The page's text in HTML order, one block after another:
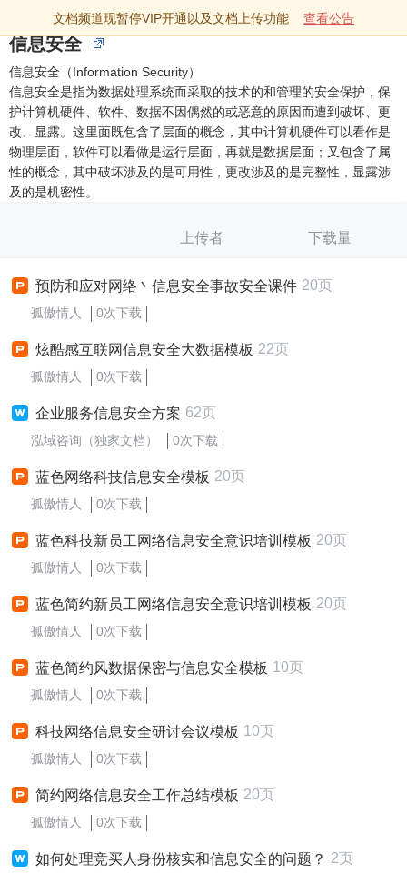
文档频道现暂停VIP开通以及文档上传功能 查看公告
信息安全
信息安全（Information Security）
信息安全是指为数据处理系统而采取的技术的和管理的安全保护，保
护计算机硬件、软件、数据不因偶然的或恶意的原因而遭到破坏、更
改、显露。这里面既包含了层面的概念，其中计算机硬件可以看作是
物理层面，软件可以看做是运行层面，再就是数据层面；又包含了属
性的概念，其中破坏涉及的是可用性，更改涉及的是完整性，显露涉
及的是机密性。
上传者 下载量
预防和应对网络丶信息安全事故安全课件 20页
孤傲情人 0次下载
炫酷感互联网信息安全大数据模板 22页
孤傲情人 0次下载
企业服务信息安全方案 62页
泓域咨询（独家文档） 0次下载
蓝色网络科技信息安全模板 20页
孤傲情人 0次下载
蓝色科技新员工网络信息安全意识培训模板 20页
孤傲情人 0次下载
蓝色简约新员工网络信息安全意识培训模板 20页
孤傲情人 0次下载
蓝色简约风数据保密与信息安全模板 10页
孤傲情人 0次下载
科技网络信息安全研讨会议模板 10页
孤傲情人 0次下载
简约网络信息安全工作总结模板 20页
孤傲情人 0次下载
如何处理竞买人身份核实和信息安全的问题？ 2页